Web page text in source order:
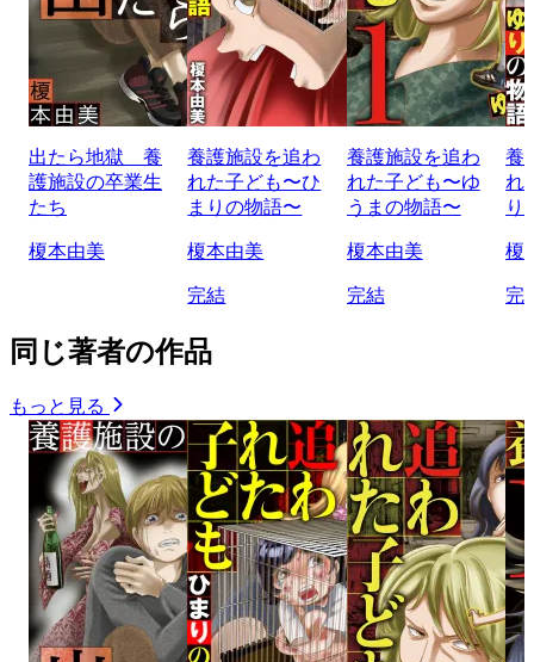
出たら地獄 養
護施設の卒業生
たち
榎本由美
養護施設を追わ
れた子ども〜ひ
まりの物語〜
榎本由美
完結
養護施設を追わ
れた子ども〜ゆ
うまの物語〜
榎本由美
完結
養
れ
り
榎
完
同じ著者の作品
もっと見る